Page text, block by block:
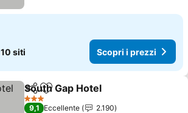
10 siti Scopri i prezzi
CondividiAggiungi ai preferiti
South Gap Hotel
3 Stelle
9,1 Eccellente
2.190